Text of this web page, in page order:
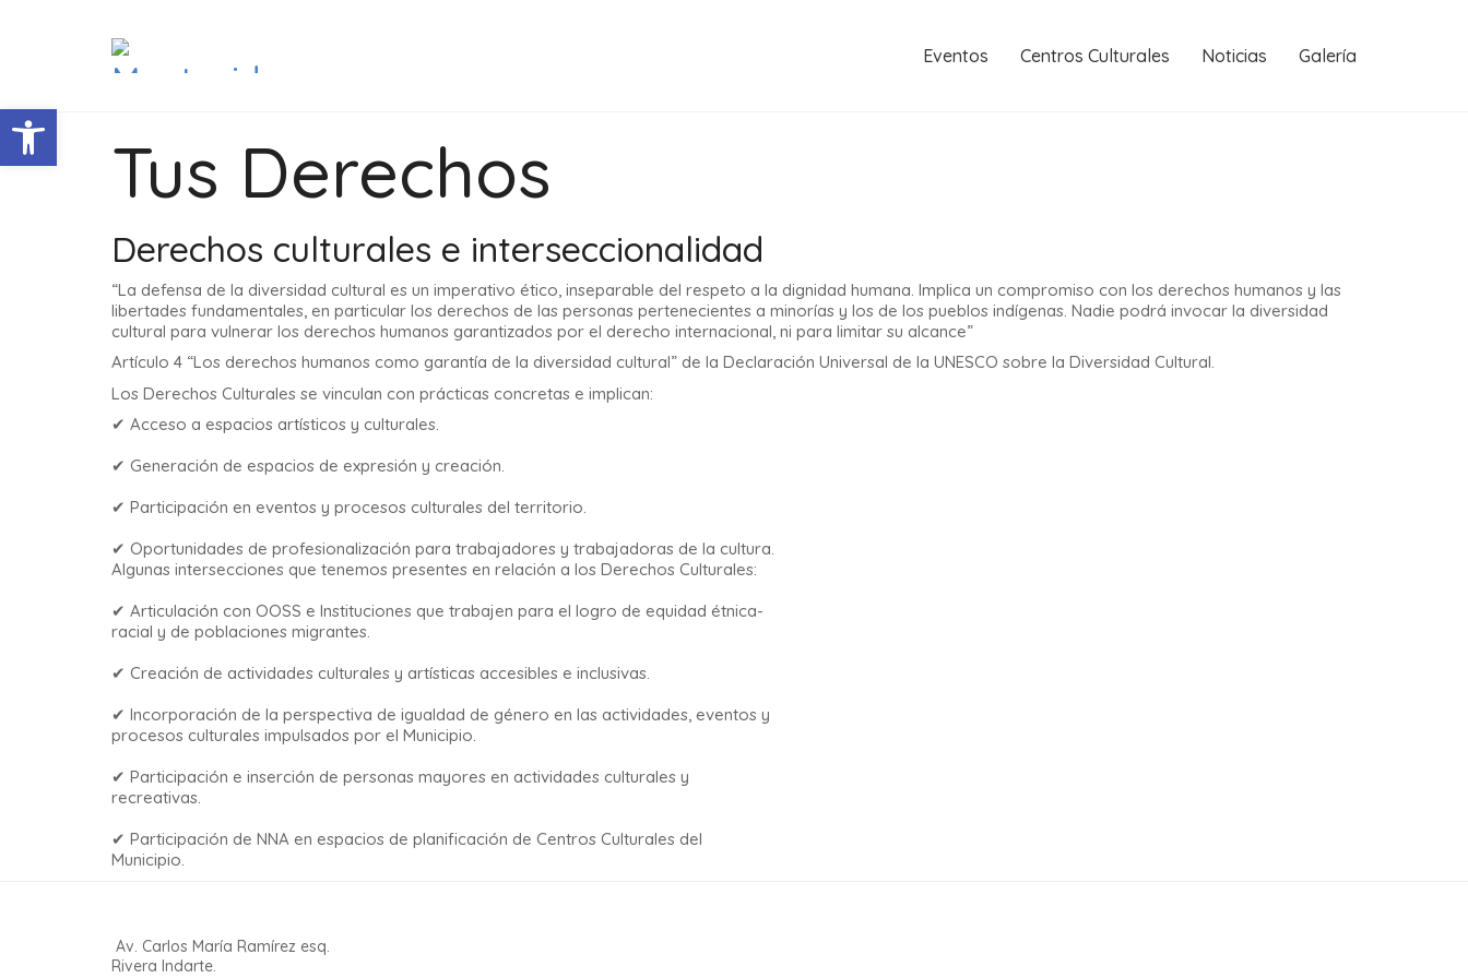
Eventos Centros Culturales Noticias Galería
Tus Derechos
Derechos culturales e interseccionalidad
“La defensa de la diversidad cultural es un imperativo ético, inseparable del respeto a la dignidad humana. Implica un compromiso con los derechos humanos y las
libertades fundamentales, en particular los derechos de las personas pertenecientes a minorías y los de los pueblos indígenas. Nadie podrá invocar la diversidad
cultural para vulnerar los derechos humanos garantizados por el derecho internacional, ni para limitar su alcance”
Artículo 4 “Los derechos humanos como garantía de la diversidad cultural” de la Declaración Universal de la UNESCO sobre la Diversidad Cultural.
Los Derechos Culturales se vinculan con prácticas concretas e implican:
✔ Acceso a espacios artísticos y culturales.
✔ Generación de espacios de expresión y creación.
✔ Participación en eventos y procesos culturales del territorio.
✔ Oportunidades de profesionalización para trabajadores y trabajadoras de la cultura.
Algunas intersecciones que tenemos presentes en relación a los Derechos Culturales:
✔ Articulación con OOSS e Instituciones que trabajen para el logro de equidad étnica-
racial y de poblaciones migrantes.
✔ Creación de actividades culturales y artísticas accesibles e inclusivas.
✔ Incorporación de la perspectiva de igualdad de género en las actividades, eventos y
procesos culturales impulsados por el Municipio.
✔ Participación e inserción de personas mayores en actividades culturales y
recreativas.
✔ Participación de NNA en espacios de planificación de Centros Culturales del
Municipio.
Av. Carlos María Ramírez esq.
Rivera Indarte.
Abrir barra de herramientas